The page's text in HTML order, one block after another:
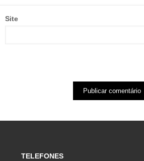
Site
TELEFONES